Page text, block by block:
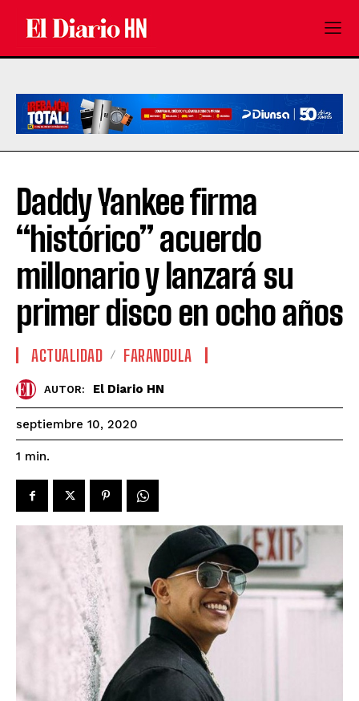
Daddy Yankee firma
“histórico” acuerdo
millonario y lanzará su
primer disco en ocho años
ACTUALIDAD FARANDULA
AUTOR: El Diario HN
septiembre 10, 2020
1 min.